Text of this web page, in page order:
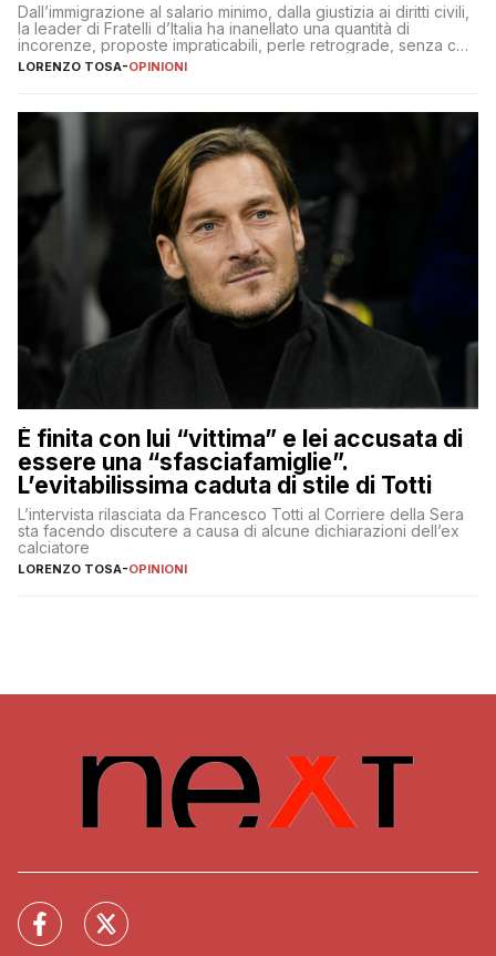
Dall’immigrazione al salario minimo, dalla giustizia ai diritti civili,
la leader di Fratelli d’Italia ha inanellato una quantità di
incorenze, proposte impraticabili, perle retrograde, senza che
nessuno – a destra come a sinistra – glielo abbia fatto notare
LORENZO TOSA-OPINIONI
È finita con lui “vittima” e lei accusata di
essere una “sfasciafamiglie”.
L’evitabilissima caduta di stile di Totti
L’intervista rilasciata da Francesco Totti al Corriere della Sera
sta facendo discutere a causa di alcune dichiarazioni dell’ex
calciatore
LORENZO TOSA-OPINIONI